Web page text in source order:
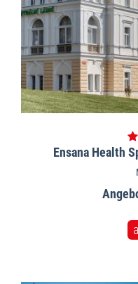
Ensana Health